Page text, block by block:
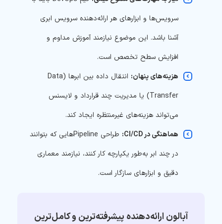
سرویس‌ها و ابزارهای هر ارائه‌دهنده سرویس ابری
آشنا باشد. این موضوع نیازمند آموزش مداوم و
افزایش سطح تخصص است.
هزینه‌های پنهان:
انتقال داده بین ابرها (Data
Transfer) یا مدیریت چند قرارداد و لایسنس
می‌تواند هزینه‌های غیرمنتظره ایجاد کند.
هماهنگی در CI/CD:
طراحی Pipelineهایی که بتوانند
در چند ابر به‌طور یکپارچه کار کنند، نیازمند معماری
دقیق و ابزارهای سازگار است.
آبالون ارائه‌دهنده پیشرفته‌ترین و کامل‌ترین